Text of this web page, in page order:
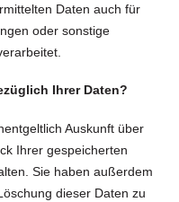
Daten auch für
oder sonstige
Ihrer Daten?
Auskunft über
Ihrer gespeicherten
Sie haben außerdem
dieser Daten zu